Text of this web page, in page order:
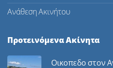
Ανάθεση Ακινήτου
Προτεινόμενα Ακίνητα
Οικοπεδο στον